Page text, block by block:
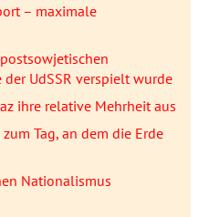
– maximale
UdSSR verspielt wurde
ihre relative Mehrheit aus
Tag, an dem die Erde
Nationalismus